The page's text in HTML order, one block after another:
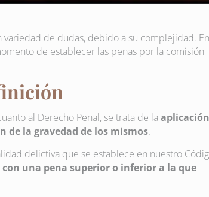
variedad de dudas, debido a su complejidad. En
de establecer las penas por la comisión
al Derecho Penal, se trata de la aplicación
de la gravedad de los mismos.
delictiva que se establece en nuestro
una pena superior o inferior a la que